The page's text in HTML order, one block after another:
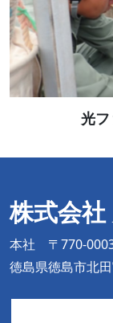
光
株式会社
本社 〒770-
徳島県徳島市北